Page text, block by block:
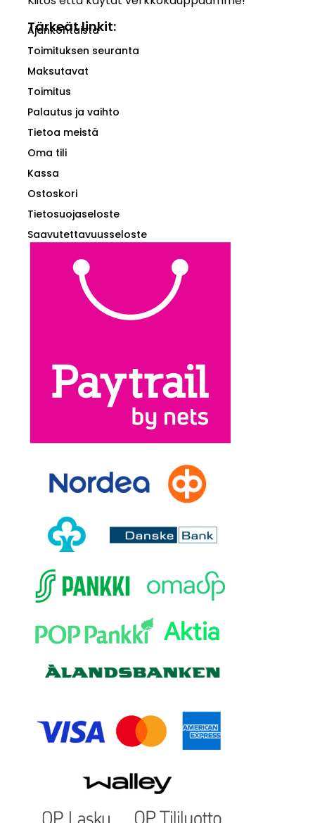
Tärkeät linkit:
Ajankohtaista
Toimituksen seuranta
Maksutavat
Toimitus
Palautus ja vaihto
Tietoa meistä
Oma tili
Kassa
Ostoskori
Tietosuojaseloste
Saavutettavuusseloste